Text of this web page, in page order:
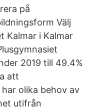
på
Välj
Kalmar i Kalmar
2019 till 49.4%
att
olika behov av
utifrån